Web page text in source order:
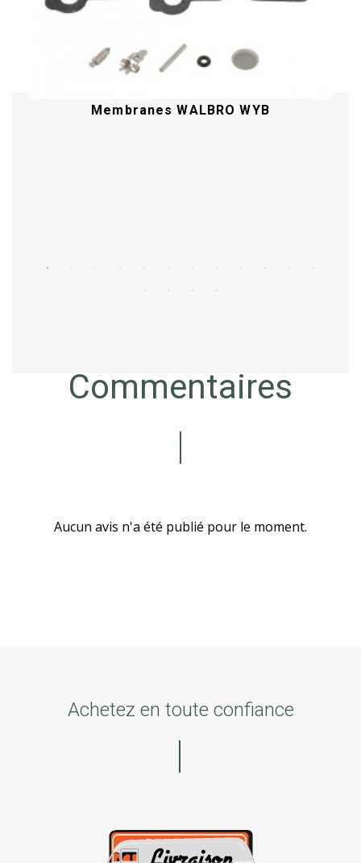
Membranes WALBRO WYB
Commentaires
Aucun avis n'a été publié pour le moment.
Achetez en toute confiance